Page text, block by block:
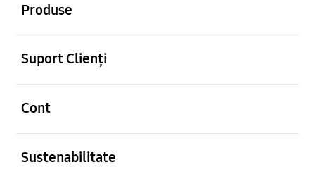
Produse
Suport Clienți
Cont
Sustenabilitate